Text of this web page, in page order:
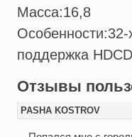
Масса:16,8
Особенности:32-
поддержка HDCD
Отзывы
PASHA KOSTROV